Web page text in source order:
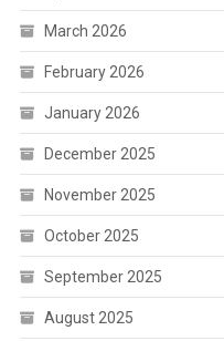
March 2026
February 2026
January 2026
December 2025
November 2025
October 2025
September 2025
August 2025